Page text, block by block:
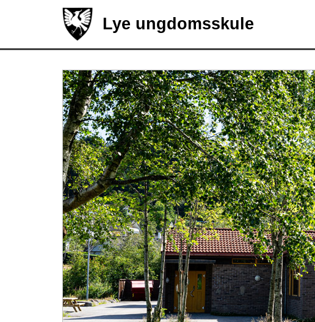
Lye ungdomsskule